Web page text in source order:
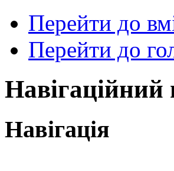
Перейти до
Перейти до
Навігація